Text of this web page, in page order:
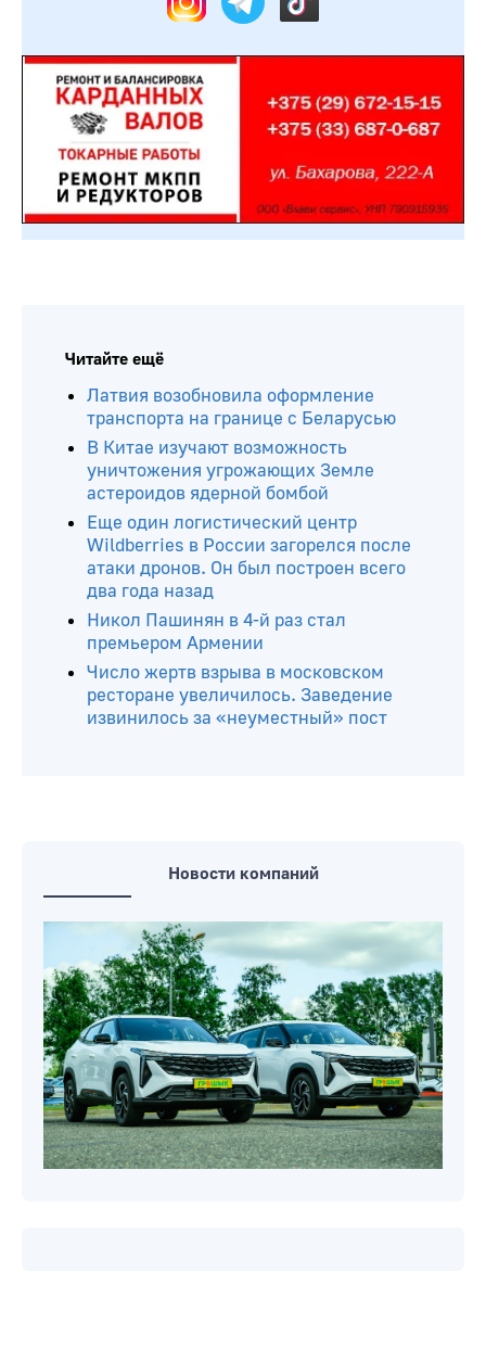
Читайте ещё
Латвия возобновила оформление
транспорта на границе с Беларусью
В Китае изучают возможность
уничтожения угрожающих Земле
астероидов ядерной бомбой
Еще один логистический центр
Wildberries в России загорелся после
атаки дронов. Он был построен всего
два года назад
Никол Пашинян в 4-й раз стал
премьером Армении
Число жертв взрыва в московском
ресторане увеличилось. Заведение
извинилось за «неуместный» пост
Новости компаний